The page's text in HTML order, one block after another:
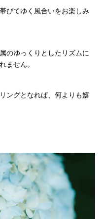
びてゆく風合いをお楽しみ
のゆっくりとしたリズムに
ません。
ングとなれば、何よりも嬉